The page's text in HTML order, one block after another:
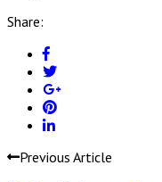
Share:
Previous Article